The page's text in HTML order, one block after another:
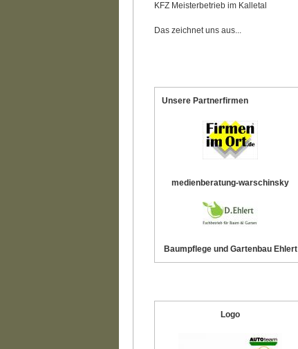
KFZ Meisterbetrieb im Kalletal
Das zeichnet uns aus...
Unsere Partnerfirmen
medienberatung-warschinsky
Baumpflege und Gartenbau Ehlert
Logo